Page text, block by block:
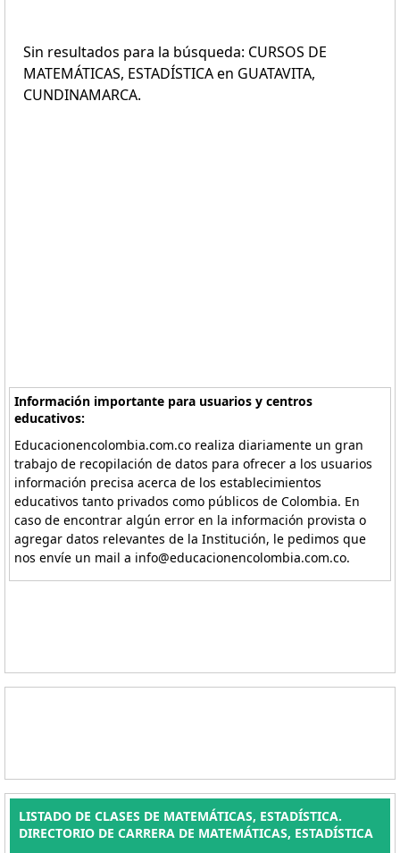
Sin resultados para la búsqueda: CURSOS DE
MATEMÁTICAS, ESTADÍSTICA en GUATAVITA,
CUNDINAMARCA.
Información importante para usuarios y centros
educativos:
Educacionencolombia.com.co realiza diariamente un gran
trabajo de recopilación de datos para ofrecer a los usuarios
información precisa acerca de los establecimientos
educativos tanto privados como públicos de Colombia. En
caso de encontrar algún error en la información provista o
agregar datos relevantes de la Institución, le pedimos que
nos envíe un mail a info@educacionencolombia.com.co.
LISTADO DE CLASES DE MATEMÁTICAS, ESTADÍSTICA.
DIRECTORIO DE CARRERA DE MATEMÁTICAS, ESTADÍSTICA